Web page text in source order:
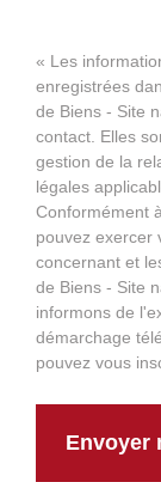
« Les
enregistrées
de Biens - Site
contact. Elles
gestion de la
légales
Conformément
pouvez exercer
concernant et
de Biens - Site
informons de
démarchage
pouvez vous
Envoyer